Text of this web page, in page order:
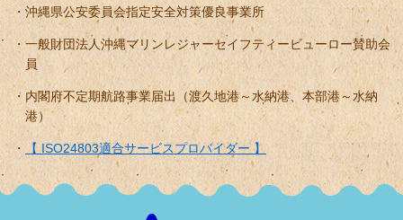
沖縄県公安委員会指定安全対策優良事業所
一般財団法人沖縄マリンレジャーセイフティービューロー賛助会
員
内閣府不定期航路事業届出（渡久地港～水納港、本部港～水納
港）
【 ISO24803適合サービスプロバイダー 】